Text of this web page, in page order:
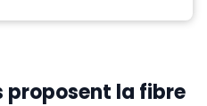
proposent la fibre